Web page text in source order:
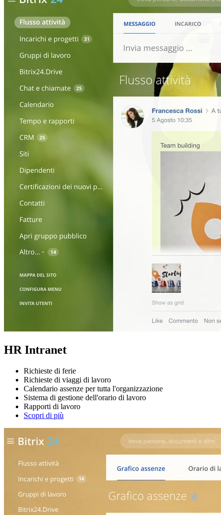
HR Intranet
Richieste di ferie
Richieste di viaggi di lavoro
Calendario assenze per tutta l'organizzazione
Sistema di gestione dell'orario di lavoro
Rapporti di lavoro
Scopri di più